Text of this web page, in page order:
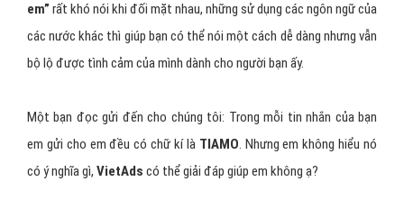
em” rất khó nói khi đối mặt nhau, những sử dụng các ngôn ngữ của
các nước khác thì giúp bạn có thể nói một cách dễ dàng nhưng vẫn
bộ lộ được tình cảm của mình dành cho người bạn ấy.
Một bạn đọc gửi đến cho chúng tôi: Trong mỗi tin nhắn của bạn
em gửi cho em đều có chữ kí là TIAMO. Nhưng em không hiểu nó
có ý nghĩa gì, VietAds có thể giải đáp giúp em không ạ?